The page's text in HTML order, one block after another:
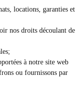
locations, garanties et
nos droits découlant de
à notre site web
ou fournissons par